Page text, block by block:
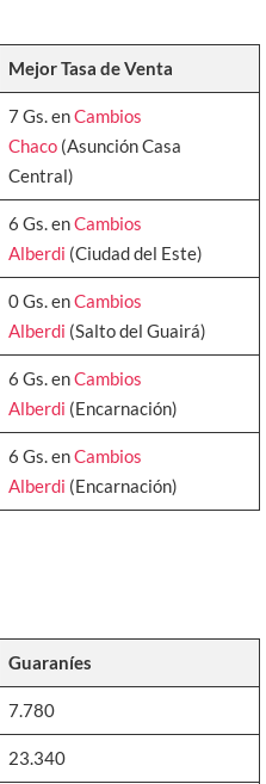
Mejor Tasa de Venta
7 Gs. enCambios
Chaco(Asunción Casa
Central)
6 Gs. enCambios
Alberdi (Ciudad del Este)
0 Gs. enCambios
Alberdi (Salto del Guairá)
6 Gs. enCambios
Alberdi (Encarnación)
6 Gs. enCambios
Alberdi (Encarnación)
Guaraníes
7.780
23.340